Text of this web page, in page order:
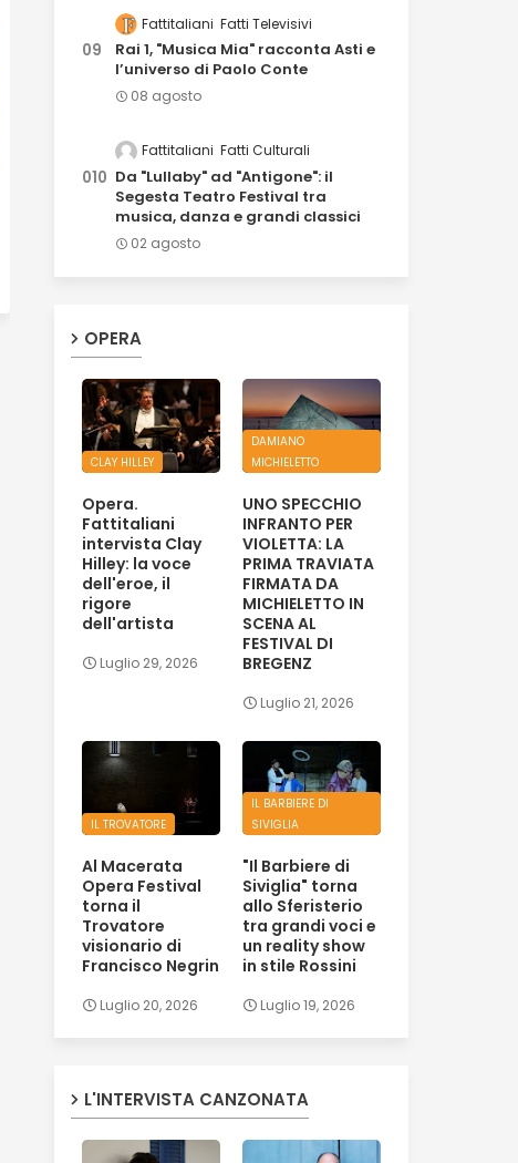
Fattitaliani Fatti Televisivi
Rai 1, "Musica Mia" racconta Asti e
l’universo di Paolo Conte
08 agosto
Fattitaliani Fatti Culturali
Da "Lullaby" ad "Antigone": il
Segesta Teatro Festival tra
musica, danza e grandi classici
02 agosto
OPERA
CLAY HILLEY
Opera.
Fattitaliani
intervista Clay
Hilley: la voce
dell'eroe, il
rigore
dell'artista
Luglio 29, 2026
DAMIANO
MICHIELETTO
UNO SPECCHIO
INFRANTO PER
VIOLETTA: LA
PRIMA TRAVIATA
FIRMATA DA
MICHIELETTO IN
SCENA AL
FESTIVAL DI
BREGENZ
Luglio 21, 2026
IL TROVATORE
Al Macerata
Opera Festival
torna il
Trovatore
visionario di
Francisco Negrin
Luglio 20, 2026
IL BARBIERE DI
SIVIGLIA
"Il Barbiere di
Siviglia" torna
allo Sferisterio
tra grandi voci e
un reality show
in stile Rossini
Luglio 19, 2026
L'INTERVISTA CANZONATA